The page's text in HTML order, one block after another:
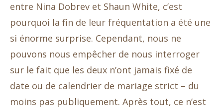
entre Nina Dobrev et Shaun White, c’est
pourquoi la fin de leur fréquentation a été une
si énorme surprise. Cependant, nous ne
pouvons nous empêcher de nous interroger
sur le fait que les deux n’ont jamais fixé de
date ou de calendrier de mariage strict – du
moins pas publiquement. Après tout, ce n’est